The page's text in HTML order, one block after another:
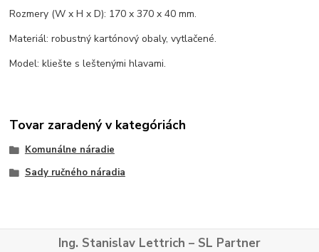
Rozmery (W x H x D): 170 x 370 x 40 mm.
Materiál: robustný kartónový obaly, vytlačené.
Model: kliešte s leštenými hlavami.
Tovar zaradený v kategóriách
Komunálne náradie
Sady ručného náradia
Ing. Stanislav Lettrich – SL Partner